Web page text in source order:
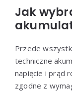
Jak
Przede
techniczne
napięcie i prąd
zgodne z